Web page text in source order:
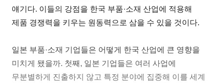
얘기다. 이들의 강점을 한국 부품·소재 산업에 적용해
제품 경쟁력을 키우는 원동력으로 삼을 수 있을 것이다.
일본 부품·소재 기업들은 어떻게 한국 산업에 큰 영향을
미치게 됐을까. 첫째, 일본 기업들은 여러 사업에
무분별하게 진출하지 않고 특정 분야에 집중해 이를 세계